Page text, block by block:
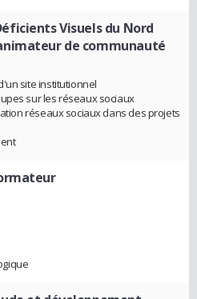
Visuels du Nord
de communauté
site institutionnel
sur les réseaux sociaux
réseaux sociaux dans des projets